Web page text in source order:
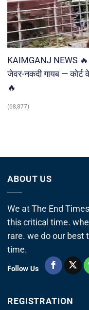
KAIMGANJ NEWS 🔥
जेवर-नकदी गायब — कोर्ट
🔥
(68,877)
ABOUT US
We at The End
this critical time.
rare. we do our best
time.
Follow Us
REGISTRATION